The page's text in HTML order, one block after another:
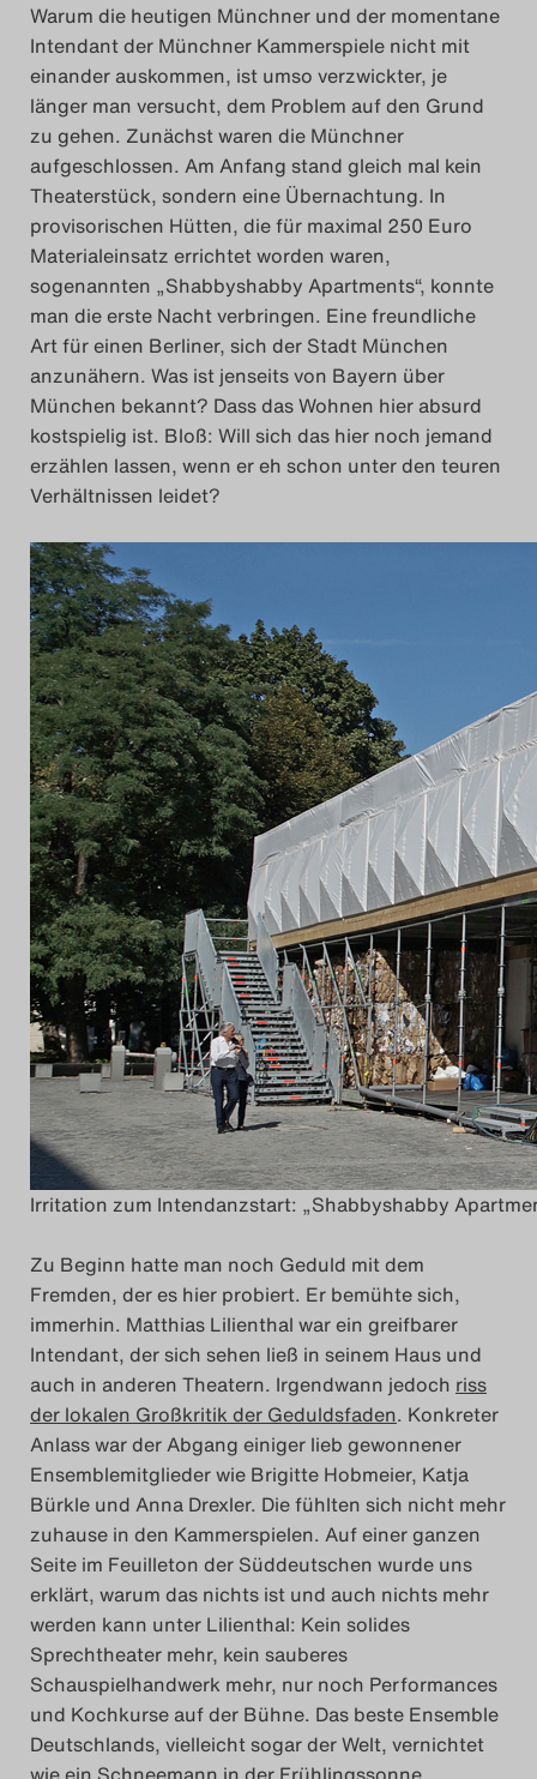
Warum die heutigen Münchner und der momentane
Intendant der Münchner Kammerspiele nicht mit
einander auskommen, ist umso verzwickter, je
länger man versucht, dem Problem auf den Grund
zu gehen. Zunächst waren die Münchner
aufgeschlossen. Am Anfang stand gleich mal kein
Theaterstück, sondern eine Übernachtung. In
provisorischen Hütten, die für maximal 250 Euro
Materialeinsatz errichtet worden waren,
sogenannten „Shabbyshabby Apartments“, konnte
man die erste Nacht verbringen. Eine freundliche
Art für einen Berliner, sich der Stadt München
anzunähern. Was ist jenseits von Bayern über
München bekannt? Dass das Wohnen hier absurd
kostspielig ist. Bloß: Will sich das hier noch jemand
erzählen lassen, wenn er eh schon unter den teuren
Verhältnissen leidet?
Irritation zum Intendanzstart: „Shabbyshabby
Zu Beginn hatte man noch Geduld mit dem
Fremden, der es hier probiert. Er bemühte sich,
immerhin. Matthias Lilienthal war ein greifbarer
Intendant, der sich sehen ließ in seinem Haus und
auch in anderen Theatern. Irgendwann jedoch riss
der lokalen Großkritik der Geduldsfaden. Konkreter
Anlass war der Abgang einiger lieb gewonnener
Ensemblemitglieder wie Brigitte Hobmeier, Katja
Bürkle und Anna Drexler. Die fühlten sich nicht mehr
zuhause in den Kammerspielen. Auf einer ganzen
Seite im Feuilleton der Süddeutschen wurde uns
erklärt, warum das nichts ist und auch nichts mehr
werden kann unter Lilienthal: Kein solides
Sprechtheater mehr, kein sauberes
Schauspielhandwerk mehr, nur noch Performances
und Kochkurse auf der Bühne. Das beste Ensemble
Deutschlands, vielleicht sogar der Welt, vernichtet